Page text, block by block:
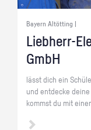
Bayern Altötting |
Lieb­herr-
GmbH
lässt dich ein
und ent­de­cke
kommst du mit